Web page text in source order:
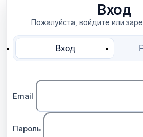
Вход
Пожалуйста, войдите или
Вход
Email
Пароль